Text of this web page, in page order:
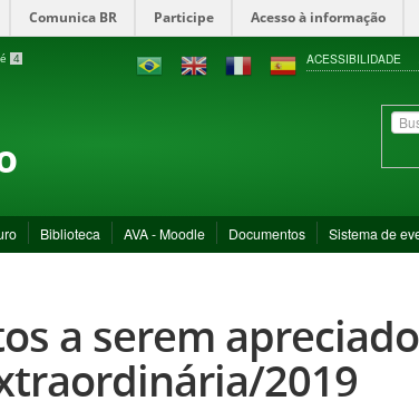
Comunica BR Participe Acesso à informação
4 ACESSIBILIDADE
Biblioteca AVA - Moodle Documentos Sistema de
a serem
2019